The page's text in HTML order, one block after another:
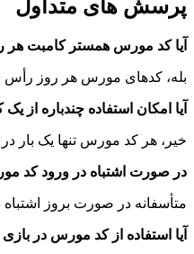
پرسش‌ های متداول
آیا کد مورس همستر کامبت
بله، کدهای مورس هر روز رأس ساعت 24 (نیمه شب) تغییر می‌ کنند. برای دریافت پاداش روزانه، باید هر
آیا امکان استفاده چندباره از
خیر، هر کد مورس تنها یک بار در
در صورت اشتباه در ورود کد
متأسفانه در صورت بروز اشتباه
آیا استفاده از کد مورس در